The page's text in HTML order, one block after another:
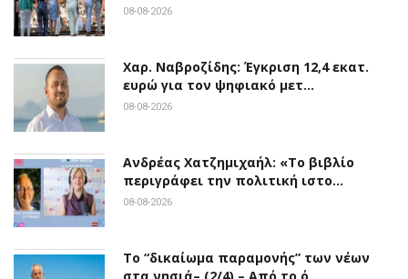
08-08-2026
Χαρ. Ναβροζίδης: Έγκριση 12,4 εκατ.
ευρώ για τον ψηφιακό μετ…
08-08-2026
Ανδρέας Χατζημιχαήλ: «Το βιβλίο
περιγράφει την πολιτική ιστο…
08-08-2026
Το “δικαίωμα παραμονής” των νέων